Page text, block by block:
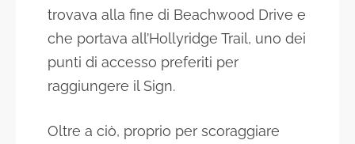
trovava alla fine di Beachwood Drive e
che portava all’Hollyridge Trail, uno dei
punti di accesso preferiti per
raggiungere il Sign.
Oltre a ciò, proprio per scoraggiare